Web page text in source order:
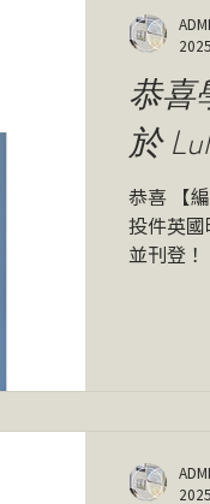
恭喜
於
恭喜 【編導
投件英
並刊登